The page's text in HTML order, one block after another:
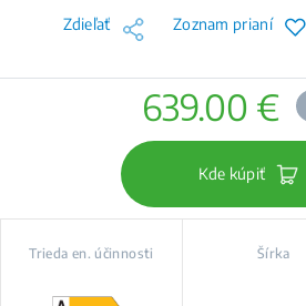
Zdieľať Zoznam prianí
639.00 €
Kde kúpiť
Trieda en. účinnosti Šírka